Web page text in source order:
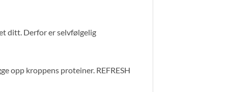
ditt. Derfor er selvfølgelig
opp kroppens proteiner. REFRESH